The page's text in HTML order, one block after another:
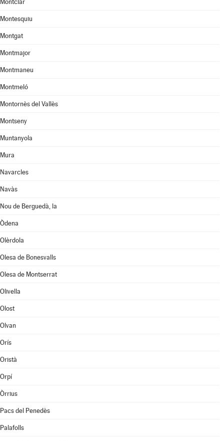
Montclar
Montesquiu
Montgat
Montmajor
Montmaneu
Montmeló
Montornès del Vallès
Montseny
Muntanyola
Mura
Navarcles
Navàs
Nou de Berguedà, la
Òdena
Olèrdola
Olesa de Bonesvalls
Olesa de Montserrat
Olivella
Olost
Olvan
Orís
Oristà
Orpí
Òrrius
Pacs del Penedès
Palafolls